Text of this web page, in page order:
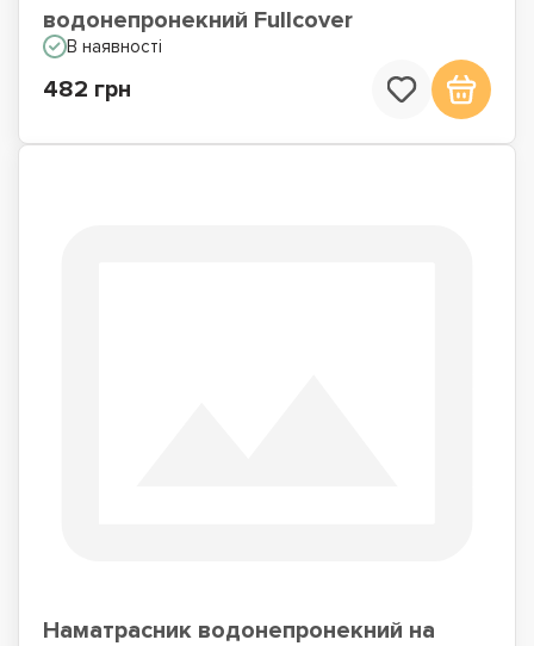
водонепронекний Fullcover
В наявності
482 грн
Наматрасник водонепронекний на